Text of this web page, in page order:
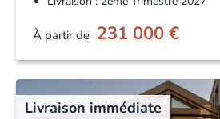
À partir de 231 000 €
Livraison immédiate